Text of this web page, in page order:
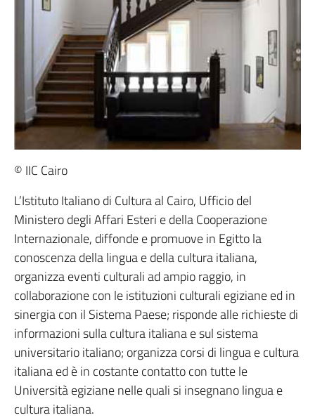
© IIC Cairo
L’Istituto Italiano di Cultura al Cairo, Ufficio del
Ministero degli Affari Esteri e della Cooperazione
Internazionale, diffonde e promuove in Egitto la
conoscenza della lingua e della cultura italiana,
organizza eventi culturali ad ampio raggio, in
collaborazione con le istituzioni culturali egiziane ed in
sinergia con il Sistema Paese; risponde alle richieste di
informazioni sulla cultura italiana e sul sistema
universitario italiano; organizza corsi di lingua e cultura
italiana ed è in costante contatto con tutte le
Università egiziane nelle quali si insegnano lingua e
cultura italiana.